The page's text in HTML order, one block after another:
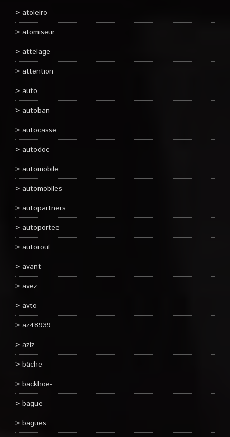
atoleiro
atomiseur
attelage
attention
auto
autoban
autocasse
autodoc
automobile
automobiles
autopartners
autoportee
autoroul
avant
avez
avto
az48939
aziz
bâche
backhoe-
bague
bagues